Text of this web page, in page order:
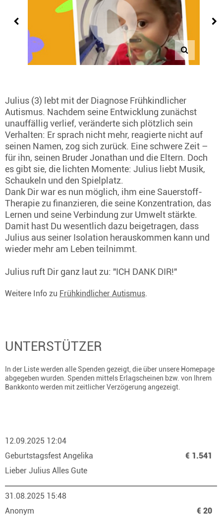
Julius (3) lebt mit der Diagnose Frühkindlicher
Autismus. Nachdem seine Entwicklung zunächst
unauffällig verlief, veränderte sich plötzlich sein
Verhalten: Er sprach nicht mehr, reagierte nicht auf
seinen Namen, zog sich zurück. Eine schwere Zeit –
für ihn, seinen Bruder Jonathan und die Eltern. Doch
es gibt sie, die lichten Momente: Julius liebt Musik,
Schaukeln und den Spielplatz.
Dank Dir war es nun möglich, ihm eine Sauerstoff-
Therapie zu finanzieren, die seine Konzentration, das
Lernen und seine Verbindung zur Umwelt stärkte.
Damit hast Du wesentlich dazu beigetragen, dass
Julius aus seiner Isolation herauskommen kann und
wieder mehr am Leben teilnimmt.
Julius ruft Dir ganz laut zu: "ICH DANK DIR!"
Weitere Info zu Frühkindlicher Autismus.
UNTERSTÜTZER
In der Liste werden alle Spenden gezeigt, die über unsere Homepage
abgegeben wurden. Spenden mittels Erlagscheinen bzw. von Ihrem
Bankkonto werden mit zeitlicher Verzögerung angezeigt.
12.09.2025 12:04
Geburtstagsfest Angelika
€ 1.541
Lieber Julius Alles Gute
31.08.2025 15:48
Anonym
€ 20